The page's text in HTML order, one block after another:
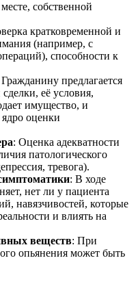
собственной
кратковременной и
(например, с
способности к
Гражданину предлагается
её условия,
имущество, и
оценки
: Оценка адекватности
патологического
тревога).
: В ходе
нет ли у пациента
навязчивостей, которые
и влиять на
веществ: При
опьянения может быть